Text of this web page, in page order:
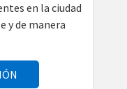
en la ciudad
y de manera